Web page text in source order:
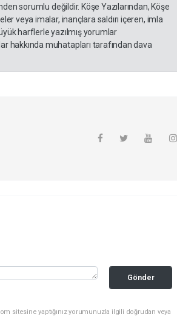
sorumlu değildir. Köşe Yazılarından, Köşe
veya imalar, inançlara saldırı içeren, imla
harflerle yazılmış yorumlar
hakkında muhatapları tarafından dava
Gönder
sitesine yaptığınız yorumunuzla ilgili doğrudan veya